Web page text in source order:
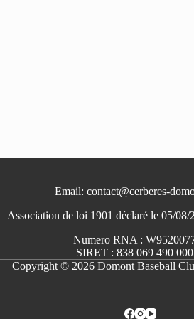
Email: contact@cerberes-
Association de loi 1901 déclaré le 05/08/
Numero RNA :
SIRET : 838 069 490
Copyright © 2026 Domont Baseball